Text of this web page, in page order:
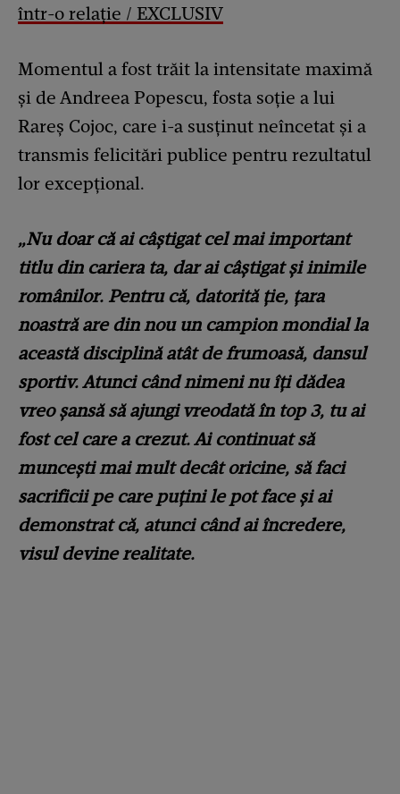
într-o relație / EXCLUSIV
Momentul a fost trăit la intensitate maximă
și de Andreea Popescu, fosta soție a lui
Rareș Cojoc, care i-a susținut neîncetat și a
transmis felicitări publice pentru rezultatul
lor excepțional.
„Nu doar că ai câștigat cel mai important
titlu din cariera ta, dar ai câștigat și inimile
românilor. Pentru că, datorită ție, țara
noastră are din nou un campion mondial la
această disciplină atât de frumoasă, dansul
sportiv. Atunci când nimeni nu îți dădea
vreo șansă să ajungi vreodată în top 3, tu ai
fost cel care a crezut. Ai continuat să
muncești mai mult decât oricine, să faci
sacrificii pe care puțini le pot face și ai
demonstrat că, atunci când ai încredere,
visul devine realitate.